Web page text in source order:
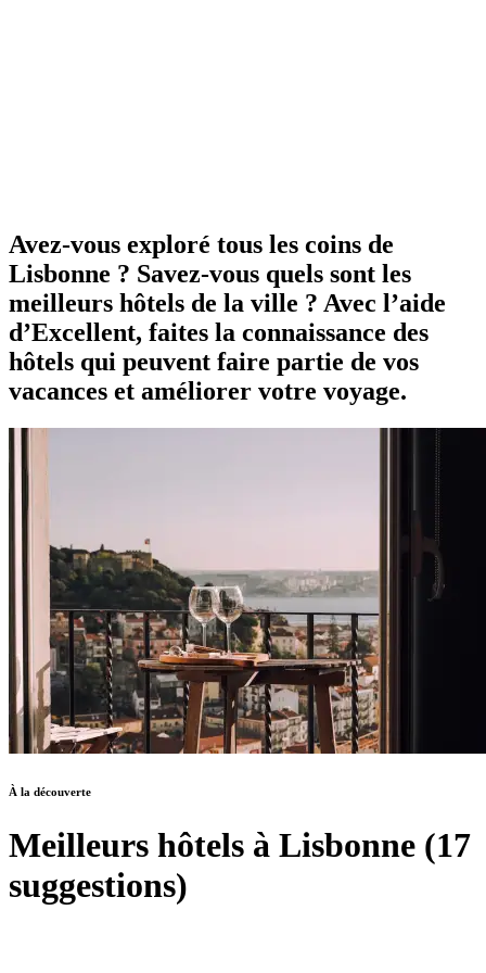
Avez-vous exploré tous les coins de
Lisbonne ? Savez-vous quels sont les
meilleurs hôtels de la ville ? Avec l’aide
d’Excellent, faites la connaissance des
hôtels qui peuvent faire partie de vos
vacances et améliorer votre voyage.
À la découverte
Meilleurs hôtels à Lisbonne (17
suggestions)